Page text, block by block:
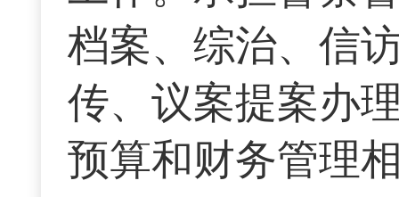
档案、综治、信
传、议案提案办
预算和财务管理